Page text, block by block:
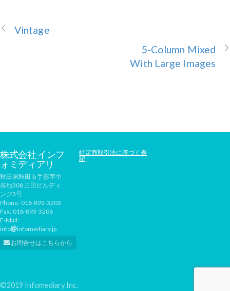
Vintage
5-Column Mixed
With Large Images
株式会社 インフ
ォミディアリ
秋田県秋田市手形字中
谷地308 三田ビルディ
ング3号
Phone: 018-893-3203
Fax: 018-893-3206
E-Mail:
info
infomediary.jp
お問合せはこちらから
特定商取引法に基づく表
記
©2019 Infomediary Inc.